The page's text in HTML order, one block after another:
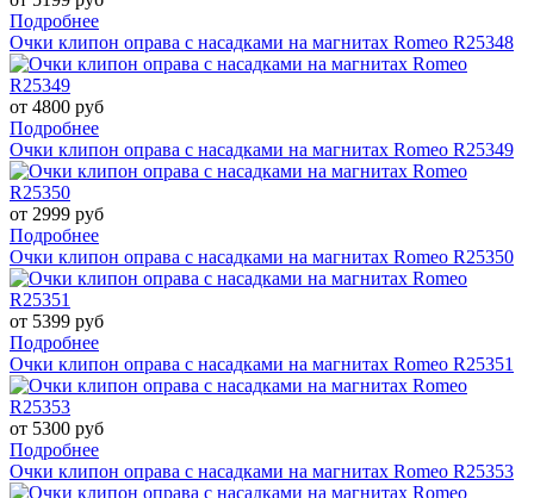
Подробнее
Очки клипон оправа с насадками на магнитах Romeo R25348
от 4800 руб
Подробнее
Очки клипон оправа с насадками на магнитах Romeo R25349
от 2999 руб
Подробнее
Очки клипон оправа с насадками на магнитах Romeo R25350
от 5399 руб
Подробнее
Очки клипон оправа с насадками на магнитах Romeo R25351
от 5300 руб
Подробнее
Очки клипон оправа с насадками на магнитах Romeo R25353